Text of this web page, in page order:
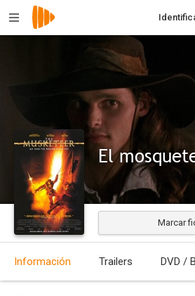
El
Marcar
Información Trailers DVD /